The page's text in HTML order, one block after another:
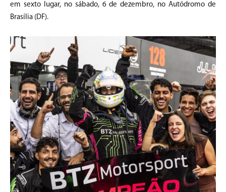
em sexto lugar, no sábado, 6 de dezembro, no Autódromo de
Brasília (DF).